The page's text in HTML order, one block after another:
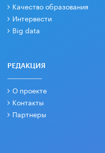
Качество образования
Интервести
Big data
РЕДАКЦИЯ
О проекте
Контакты
Партнеры